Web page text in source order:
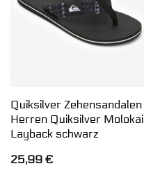
Quiksilver Zehensandalen
Herren Quiksilver Molokai
Layback schwarz
25,99 €